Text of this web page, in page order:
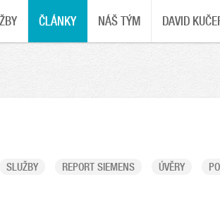
ČLÁNKY NÁŠ TÝM DAVID
SLUŽBY REPORT SIEMENS ÚVĚRY